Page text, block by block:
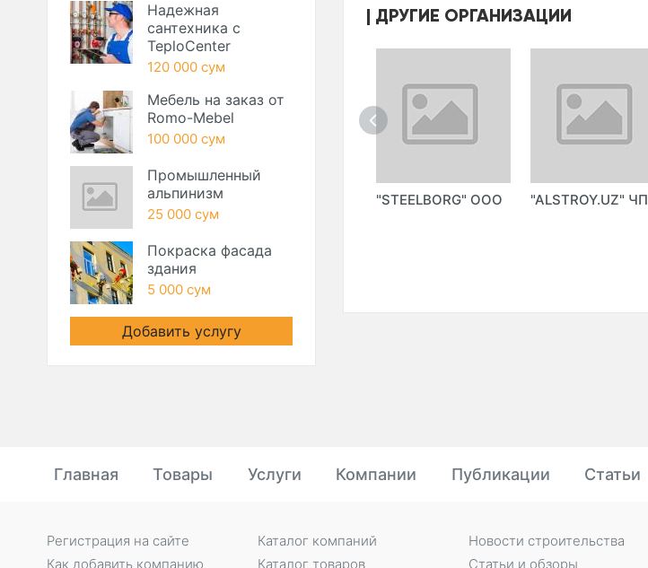
ДРУГИЕ ОРГАНИЗАЦИИ
"NERO" (DAS-AWP
TRADE" ООО)
"CLIMADENS"
"STEELBORG" ООО "ALSTROY.UZ" ЧП
Надежная
сантехника с
TeploCenter
120 000 сум
Мебель на заказ от
Romo-Mebel
100 000 сум
Промышленный
альпинизм
25 000 сум
Покраска фасада
здания
5 000 сум
Добавить услугу
Главная Товары Услуги Компании Публикации Статьи
Регистрация на сайте
Как добавить компанию
Каталог компаний
Каталог товаров
Новости строительства
Статьи и обзоры